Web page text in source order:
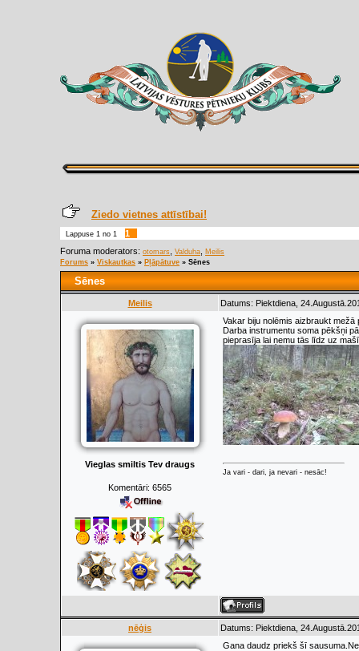
Ziedo vietnes attīstībai!
Lappuse 1 no 1
1
Foruma moderators: otomars Valduha
Meilis
Forums » Viskautkas » Pļāpātuve » Sēnes
Sēnes
Meilis Datums: Piektdiena,
Vieglas smiltis Tev draugs
Komentāri: 6565
Vakar biju nolēmis aizbraukt
Darba instrumentu soma pēkšņi
pieprasīja lai ņemu tās līdz uz
Ja vari - dari, ja nevari - nesāc!
nēģis Datums: Piektdiena,
Gana daudz priekš šī